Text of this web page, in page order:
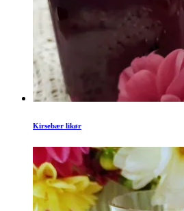
Kirsebær likør